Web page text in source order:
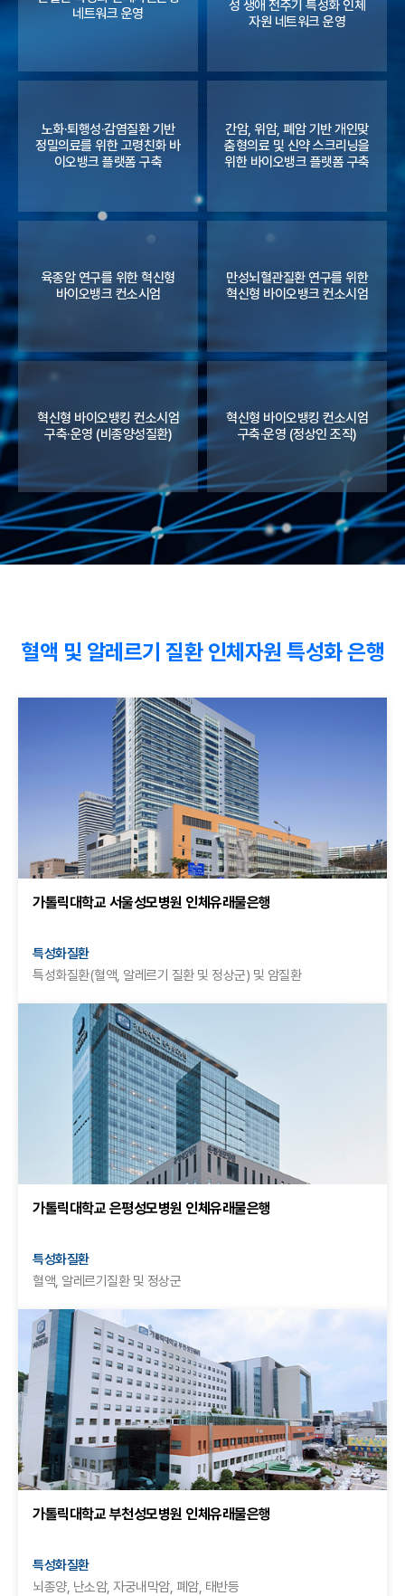
네트워크 운영
성 생애 전주기 특성화 인체
자원 네트워크 운영
노화·퇴행성·감염질환 기반
정밀의료를 위한 고령친화 바
이오뱅크 플랫폼 구축
간암, 위암, 폐암 기반 개인맞
춤형의료 및 신약 스크리닝을
위한 바이오뱅크 플랫폼 구축
육종암 연구를 위한 혁신형
바이오뱅크 컨소시엄
만성뇌혈관질환 연구를 위한
혁신형 바이오뱅크 컨소시엄
혁신형 바이오뱅킹 컨소시엄
구축·운영 (비종양성질환)
혁신형 바이오뱅킹 컨소시엄
구축·운영 (정상인 조직)
혈액 및 알레르기 질환 인체자원 특성화 은행
가톨릭대학교 서울성모병원 인체유래물은행
특성화질환
특성화질환(혈액, 알레르기 질환 및 정상군) 및 암질환
가톨릭대학교 은평성모병원 인체유래물은행
특성화질환
혈액, 알레르기질환 및 정상군
가톨릭대학교 부천성모병원 인체유래물은행
특성화질환
뇌종양, 난소암, 자궁내막암, 폐암, 태반등